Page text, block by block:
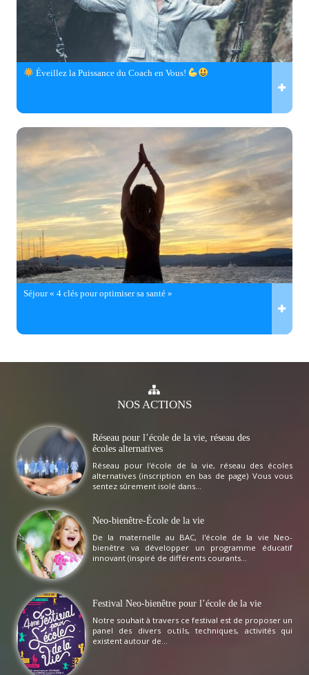
Éveillez la Puissance du Coach en Vous!
Séjour « 4 clés pour optimiser sa santé »
NOSACTIONS
Réseau pour l’école de la vie, réseau des
écoles alternatives
Réseau pour l'école de la vie, réseau des écoles
alternatives (inscription en bas de page) Vous vous
sentez sûrement isolé dans...
Neo-bienêtre-École de la vie
De la maternelle au BAC, l'école de la vie Neo-
bienêtre va développer un programme éducatif
innovant (inspiré de différents courants...
Festival Neo-bienêtre pour l’école de la vie
Notre souhait à travers ce festival est de proposer un
panel des divers outils, techniques, activités qui
existent autour de...